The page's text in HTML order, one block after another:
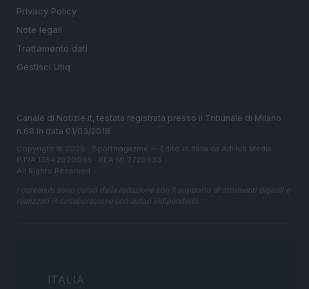
Privacy Policy
Note legali
Trattamento dati
Gestisci Utiq
Canale di Notizie.it, testata registrata presso il Tribunale di Milano
n.68 in data 01/03/2018
Copyright © 2026 · Sportmagazine — Edito in Italia da AdHub Media
P.IVA 13542920965 · REA MI 2729933
All Rights Reserved
I contenuti sono curati dalla redazione con il supporto di strumenti digitali e
realizzati in collaborazione con autori indipendenti.
ITALIA